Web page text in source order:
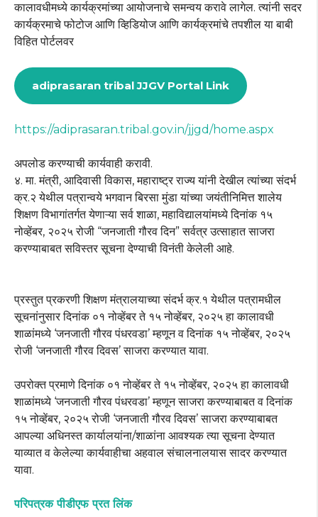
कालावधीमध्ये कार्यक्रमांच्या आयोजनाचे समन्वय करावे लागेल. त्यांनी सदर
कार्यक्रमाचे फोटोज आणि व्हिडियोज आणि कार्यक्रमांचे तपशील या बाबी
विहित पोर्टलवर
adiprasaran tribal JJGV Portal Link
https://adiprasaran.tribal.gov.in/jjgd/home.aspx
अपलोड करण्याची कार्यवाही करावी.
४. मा. मंत्री, आदिवासी विकास, महाराष्ट्र राज्य यांनी देखील त्यांच्या संदर्भ
क्र.२ येथील पत्रान्वये भगवान बिरसा मुंडा यांच्या जयंतीनिमित्त शालेय
शिक्षण विभागांतर्गत येणाऱ्या सर्व शाळा, महाविद्यालयांमध्ये दिनांक १५
नोव्हेंबर, २०२५ रोजी “जनजाती गौरव दिन” सर्वत्र उत्साहात साजरा
करण्याबाबत सविस्तर सूचना देण्याची विनंती केलेली आहे.
प्रस्तुत प्रकरणी शिक्षण मंत्रालयाच्या संदर्भ क्र.१ येथील पत्रामधील
सूचनांनुसार दिनांक ०१ नोव्हेंबर ते १५ नोव्हेंबर, २०२५ हा कालावधी
शाळांमध्ये ‘जनजाती गौरव पंधरवडा’ म्हणून व दिनांक १५ नोव्हेंबर, २०२५
रोजी ‘जनजाती गौरव दिवस’ साजरा करण्यात यावा.
उपरोक्त प्रमाणे दिनांक ०१ नोव्हेंबर ते १५ नोव्हेंबर, २०२५ हा कालावधी
शाळांमध्ये ‘जनजाती गौरव पंधरवडा’ म्हणून साजरा करण्याबाबत व दिनांक
१५ नोव्हेंबर, २०२५ रोजी ‘जनजाती गौरव दिवस’ साजरा करण्याबाबत
आपल्या अधिनस्त कार्यालयांना/शाळांना आवश्यक त्या सूचना देण्यात
याव्यात व केलेल्या कार्यवाहीचा अहवाल संचालनालयास सादर करण्यात
यावा.
परिपत्रक पीडीएफ प्रत लिंक